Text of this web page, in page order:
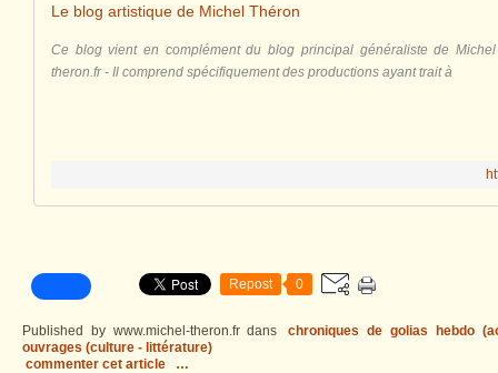
Le blog artistique de Michel Théron
Ce blog vient en complément du blog principal généraliste de
theron.fr - Il comprend spécifiquement des productions ayant trait à
Repost 0
Published by www.michel-theron.fr dans
chroniques de golias hebdo
ouvrages (culture - littérature)
commenter cet article
…